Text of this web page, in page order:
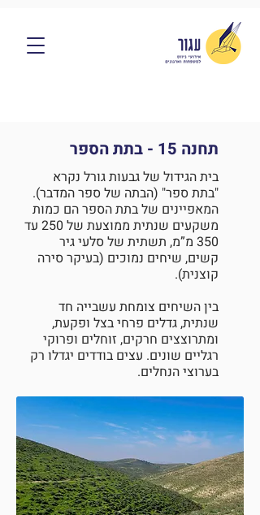
תחנה 15 - בתת הספר
בית הגידול של גבעות גורל נקרא
"בתת ספר" (הבתה של ספר המדבר).
המאפיינים של בתת הספר הם כמות
משקעים שנתית ממוצעת של 250 עד
350 מ”מ, תשתית של סלעי גיר
קשים, שיחים נמוכים (בעיקר סירה
קוצנית).
בין השיחים צומחת עשבייה חד
שנתית, גדלים פרחי בצל ופקעת,
ומתרוצצים חרקים, זוחלים ופרוקי
רגליים שונים. עצים בודדים יגדלו רק
בערוצי הנחלים.